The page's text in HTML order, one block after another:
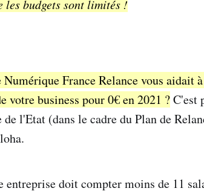
les budgets sont limités !
France Relance vous aidait
votre business pour 0€ en 2021 ?C'est
l'Etat (dans le cadre du Plan de
entreprise doit compter moins de 11